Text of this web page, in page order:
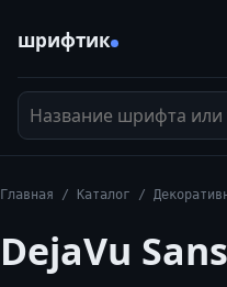
шрифтик
Название шрифта или тег
Главная / Каталог /
DejaVu